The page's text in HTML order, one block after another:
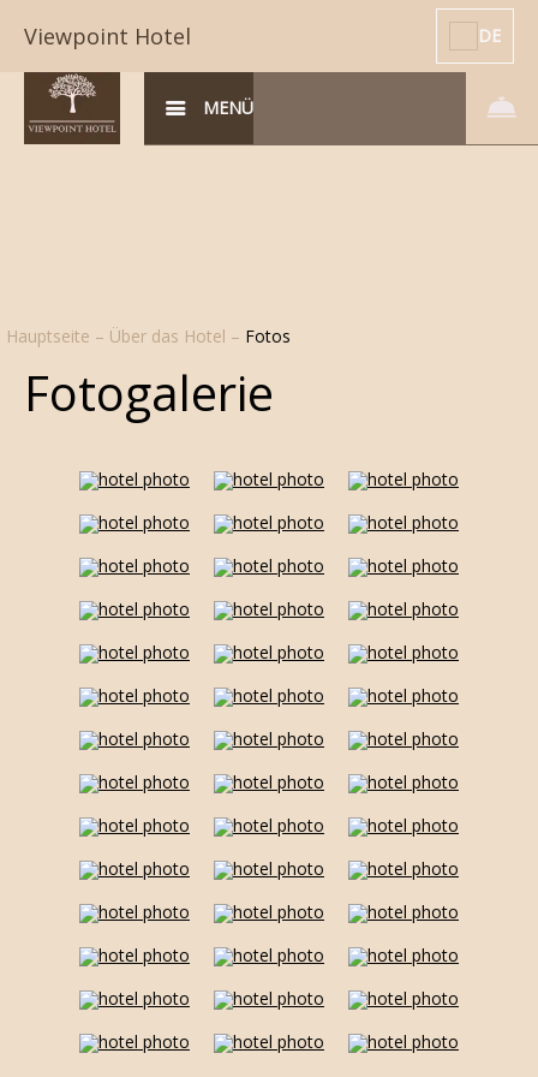
Viewpoint Hotel DE
MENÜ
Hauptseite – Über das Hotel – Fotos
Fotogalerie